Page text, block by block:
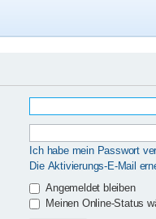
Ich habe mein Passwort
Die Aktivierungs-E-Mail
Angemeldet bleiben
Meinen Online-Status